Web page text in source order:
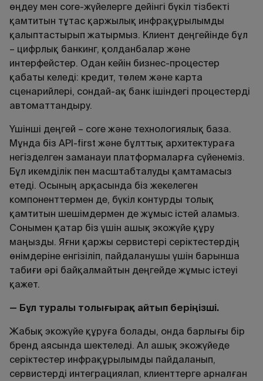
өңдеу мен core-жүйелерге дейінгі бүкіл тізбекті
қамтитын тұтас қаржылық инфрақұрылымды
қалыптастырып жатырмыз. Клиент деңгейінде бұл
– цифрлық банкинг, қолданбалар және
интерфейстер. Одан кейін бизнес-процестер
қабаты келеді: кредит, төлем және карта
сценарийлері, сондай-ақ банк ішіндегі процестерді
автоматтандыру.
Үшінші деңгей – core және технологиялық база.
Мұнда біз API‑first және бұлттық архитектураға
негізделген заманауи платформаларға сүйенеміз.
Бұл икемділік пен масштабталуды қамтамасыз
етеді. Осының арқасында біз жекелеген
компоненттермен де, бүкіл контурды толық
қамтитын шешімдермен де жұмыс істей аламыз.
Сонымен қатар біз үшін ашық экожүйе құру
маңызды. Яғни қаржы сервистері серіктестердің
өнімдеріне енгізіліп, пайдаланушы үшін барынша
табиғи әрі байқалмайтын деңгейде жұмыс істеуі
қажет.
— Бұл туралы толығырақ айтып беріңізші.
Жабық экожүйе құруға болады, онда барлығы бір
бренд аясында шектеледі. Ал ашық экожүйеде
серіктестер инфрақұрылымды пайдаланып,
сервистерді интеграциялап, клиенттерге арналған